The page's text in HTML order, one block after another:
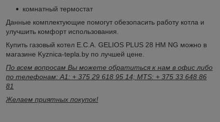
комнатный термостат
Данные комплектующие помогут обезопасить работу котла и
улучшить комфорт использования.
Купить газовый котел E.C.A. GELIOS PLUS 28 HM NG можно в
магазине Kyznica-tepla.by по лучшей цене.
По всем вопросам Вы можете обратиться к нам в офис либо
по телефонам: A1: + 375 29 618 95 14; MTS: + 375 33 648 86
81
Желаем приятных покупок!